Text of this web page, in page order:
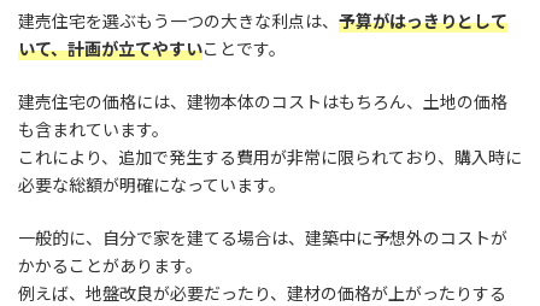
建売住宅を選ぶもう一つの大きな利点は、 予算がはっきりとして
いて、計画が立てやすいことです。
建売住宅の価格には、建物本体のコストはもちろん、土地の価格
も含まれています。
これにより、追加で発生する費用が非常に限られており、購入時に
必要な総額が明確になっています。
一般的に、自分で家を建てる場合は、建築中に予想外のコストが
かかることがあります。
例えば、地盤改良が必要だったり、建材の価格が上がったりする